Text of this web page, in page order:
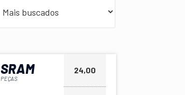
SRAM
PEÇAS
24,00